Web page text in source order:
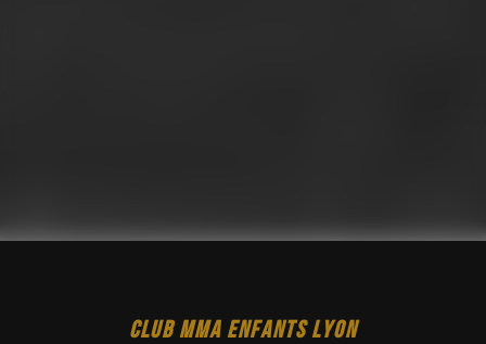
CLUB MMA ENFANTS LYON